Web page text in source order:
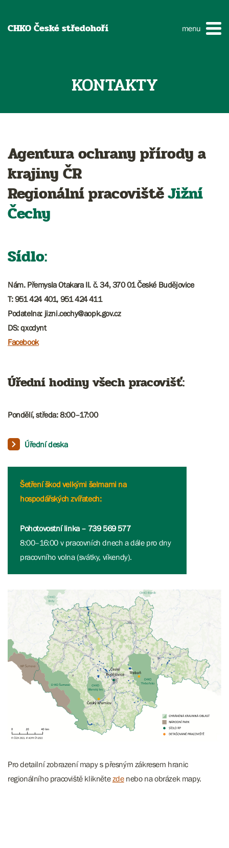
CHKO České středohoří menu
KONTAKTY
Agentura ochrany přírody a
krajiny ČR
Regionální pracovištěJižní
Čechy
Sídlo:
Nám. Přemysla Otakara II. č. 34, 370 01 České Budějovice
T: 951 424 401, 951 424 411
Podatelna: jizni.cechy@aopk.gov.cz
DS: qxcdynt
Facebook
Úřední hodiny všech pracovišť:
Pondělí, středa: 8:00–17:00​​​​
Úřední deska
Šetření škod velkými šelmami na
hospodářských zvířatech:
Pohotovostní linka – 739 569 577
8:00–16:00 v pracovních dnech a dále pro dny
pracovního volna (svátky, víkendy).
Pro detailní zobrazení mapy s přesným zákresem hranic
regionálního pracoviště kliknětezdenebo na obrázek mapy.